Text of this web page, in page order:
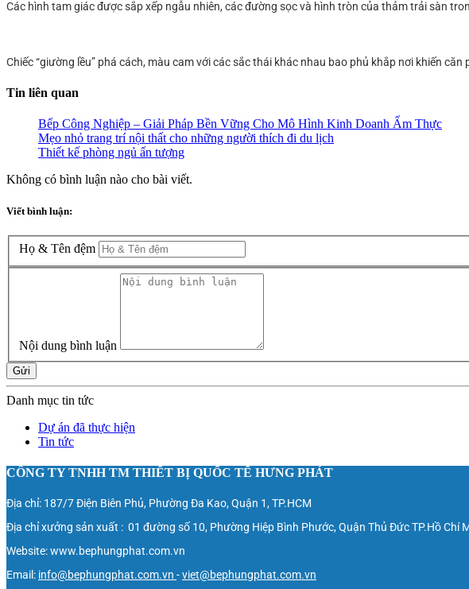
Các hình tam giác được sắp xếp ngẫu nhiên, các đường sọc và hình tròn của thảm trải sàn
Chiếc “giường lều” phá cách, màu cam với các sắc thái khác nhau bao phủ khắp nơi khiến
Tin liên quan
Bếp Công Nghiệp – Giải Pháp Bền Vững Cho Mô Hình Kinh Doanh Ẩm Thực
Mẹo nhỏ trang trí nội thất cho những người thích đi du lịch
Thiết kế phòng ngủ ấn tượng
Không có bình luận nào cho bài viết.
Viết bình luận:
Họ & Tên đệm
Nội dung bình luận
Gửi
Danh mục tin tức
Dự án đã thực hiện
Tin tức
CÔNG TY TNHH TM THIẾT BỊ QUỐC TẾ HƯNG PHÁT
Địa chỉ: 187/7 Điện Biên Phủ, Phường Đa Kao, Quận 1, TP.HCM
Địa chỉ xưởng sản xuất : 01 đường số 10, Phường Hiệp Bình Phước, Quận Thủ Đức TP.Hồ Chí
Website: www.bephungphat.com.vn
Email: info@bephungphat.com.vn -viet@bephungphat.com.vn